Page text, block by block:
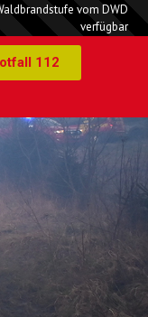
vom DWD
verfügbar
112